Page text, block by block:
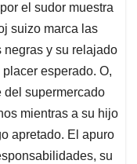
el sudor muestra
suizo marca las
negras y su relajado
esperado. O,
del supermercado
mientras a su hijo
apretado. El apuro
su